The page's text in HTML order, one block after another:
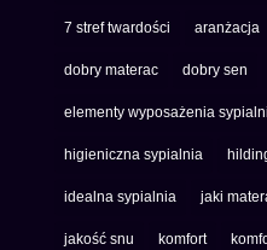
7 stref twardości aranżacja
dobry materac dobry sen
elementy wyposażenia sypialni
higieniczna sypialnia
idealna sypialnia jaki
jakość snu komfort